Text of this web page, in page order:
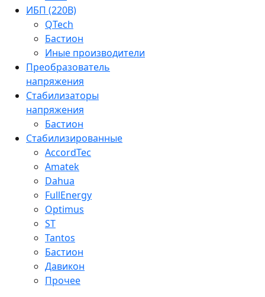
ИБП (220В)
QTech
Бастион
Иные производители
Преобразователь
напряжения
Стабилизаторы
напряжения
Бастион
Стабилизированные
AccordTec
Amatek
Dahua
FullEnergy
Optimus
ST
Tantos
Бастион
Давикон
Прочее